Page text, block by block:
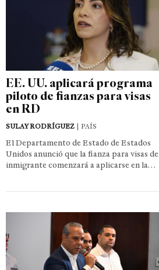
EE. UU. aplicará programa
piloto de fianzas para visas
en RD
SULAY RODRÍGUEZ | PAÍS
El Departamento de Estado de Estados
Unidos anunció que la fianza para visas de
inmigrante comenzará a aplicarse en la…